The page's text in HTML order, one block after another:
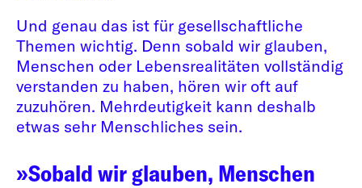
Und genau das ist für gesellschaftliche
Themen wichtig. Denn sobald wir glauben,
Menschen oder Lebensrealitäten vollständig
verstanden zu haben, hören wir oft auf
zuzuhören. Mehrdeutigkeit kann deshalb
etwas sehr Menschliches sein.
»Sobald wir glauben, Menschen